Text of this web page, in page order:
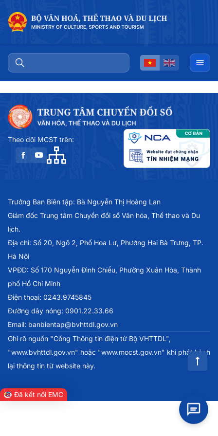
Theo dõi MCST trên:
Trưởng Ban Biên tập: Bà Nguyễn Thị Hoàng Lan
Giám đốc Trung tâm Chuyển đổi số Văn hóa, Thể thao và Du
lịch.
Địa chỉ: Số 20, Ngõ 2, Phố Hoa Lư, Phường Hai Bà Trưng, TP.
Hà Nội
VPĐD: Số 170 Nguyễn Đình Chiểu, Phường Xuân Hòa, Thành
phố Hồ Chí Minh
Điện thoại: 0243.9745845
Đường dây nóng: 0901.22.33.66
Email: banbientap@bvhttdl.gov.vn
Ghi rõ nguồn "Cổng Thông tin điện tử Bộ VHTTDL",
"www.bvhttdl.gov.vn" hoặc "www.mocst.gov.vn" khi phát hành
lại thông tin từ website này.
Đã kết nối EMC